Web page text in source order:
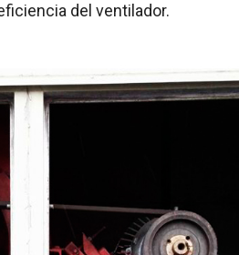
del ventilador.